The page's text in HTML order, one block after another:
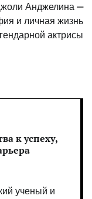
Анджелина —
и личная жизнь
актрисы
к успеху,
ученый и